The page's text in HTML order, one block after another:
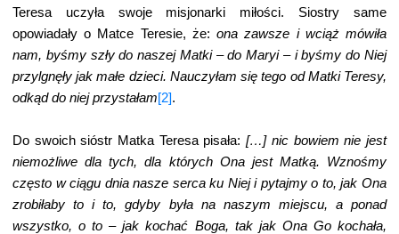
Teresa uczyła swoje misjonarki miłości. Siostry same
opowiadały o Matce Teresie, że: ona zawsze i wciąż mówiła
nam, byśmy szły do naszej Matki – do Maryi – i byśmy do Niej
przylgnęły jak małe dzieci. Nauczyłam się tego od Matki Teresy,
odkąd do niej przystałam[2].
Do swoich sióstr Matka Teresa pisała:[…] nic bowiem nie jest
niemożliwe dla tych, dla których Ona jest Matką. Wznośmy
często w ciągu dnia nasze serca ku Niej i pytajmy o to, jak Ona
zrobiłaby to i to, gdyby była na naszym miejscu, a ponad
wszystko, o to – jak kochać Boga, tak jak Ona Go kochała,